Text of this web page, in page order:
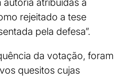
rejeitado a tese
pela defesa”.
da votação, foram
quesitos cujas